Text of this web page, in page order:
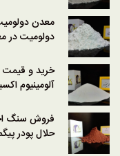
معدن
دولومیت در
خرید و قیمت
آلومینیوم
فروش سنگ
حلال پودر